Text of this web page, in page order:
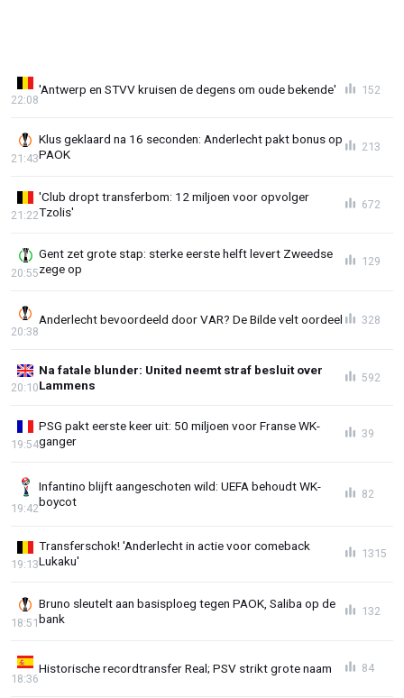
'Antwerp en STVV kruisen de degens om oude bekende'
22:08
152
Klus geklaard na 16 seconden: Anderlecht pakt bonus op
PAOK
21:43
213
'Club dropt transferbom: 12 miljoen voor opvolger
Tzolis'
21:22
672
Gent zet grote stap: sterke eerste helft levert Zweedse
zege op
20:55
129
Anderlecht bevoordeeld door VAR? De Bilde velt oordeel
20:38
328
Na fatale blunder: United neemt straf besluit over
Lammens
20:10
592
PSG pakt eerste keer uit: 50 miljoen voor Franse WK-
ganger
19:54
39
Infantino blijft aangeschoten wild: UEFA behoudt WK-
boycot
19:42
82
Transferschok! 'Anderlecht in actie voor comeback
Lukaku'
19:13
1315
Bruno sleutelt aan basisploeg tegen PAOK, Saliba op de
bank
18:51
132
Historische recordtransfer Real; PSV strikt grote naam
18:36
84